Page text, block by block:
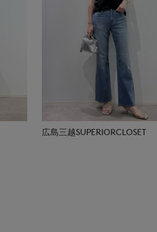
広島三越SUPERIORCLOSET